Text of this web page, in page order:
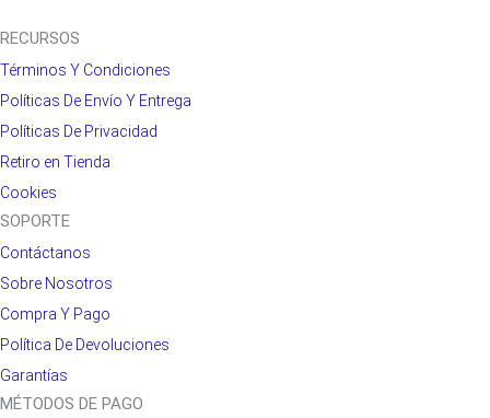
RECURSOS
Términos Y Condiciones
Políticas De Envío Y Entrega
Políticas De Privacidad
Retiro en Tienda
Cookies
SOPORTE
Contáctanos
Sobre Nosotros
Compra Y Pago
Política De Devoluciones
Garantías
MÉTODOS DE PAGO